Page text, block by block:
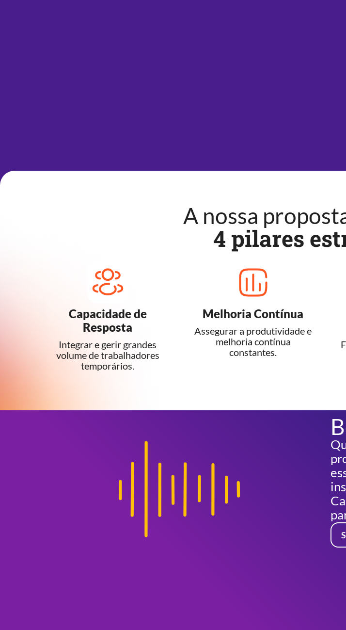
A nossa
4 pilares
Capacidade de
Resposta
Integrar e gerir grandes
volume de trabalhadores
temporários.
Melhoria Contínua
Assegurar a produtividade e
melhoria contínua
constantes.